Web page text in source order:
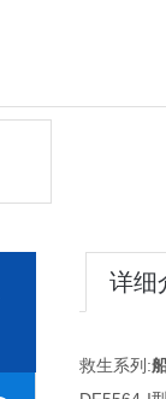
详细
救生系列: